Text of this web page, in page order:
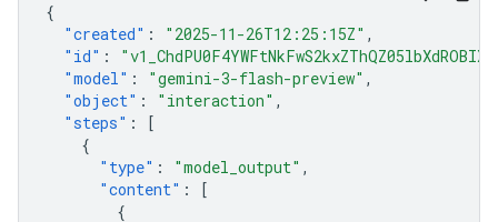
{
"created" : "2025-11-26T12:25:15Z" ,
"id" :
"model" : "gemini-3-flash-preview" ,
"object" : "interaction" ,
"steps" :
[
{
"type" : "model_output" ,
"content" :
[
{